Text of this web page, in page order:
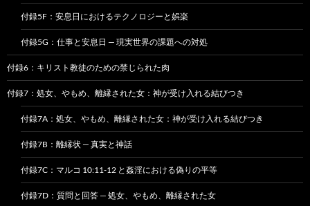
付録5F：安息日におけるテクノロジーと娯楽
付録5G：仕事と安息日 — 現実世界の課題への対処
付録6：キリスト教徒のための禁じられた肉
付録7：処女、やもめ、離縁された女：神が受け入れる結びつき
付録7A：処女、やもめ、離縁された女：神が受け入れる結びつき
付録7B：離縁状 — 真実と神話
付録7C：マルコ 10:11-12 と姦淫における偽りの平等
付録7D：質問と回答 — 処女、やもめ、離縁された女